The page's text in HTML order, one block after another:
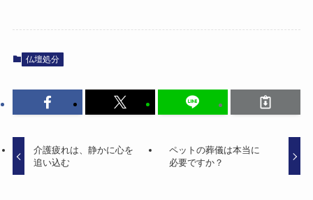
仏壇処分
介護疲れは、​静かに​心を​
追い​込む
ペットの​葬儀は​本当に​
必要ですか？